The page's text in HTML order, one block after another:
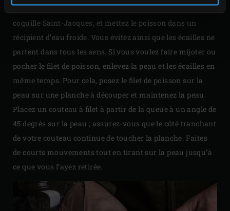
poisson. Utilisez une éponge propre et rugueuse ou une
coquille Saint-Jacques, et mettez le poisson dans un
récipient d’eau froide. Vous évitez ainsi que les écailles ne
partent dans tous les sens. Si vous voulez faire mijoter ou
pocher le filet de poisson, enlevez la peau et les écailles en
même temps. Pour cela, posez le filet de poisson sur la
peau sur une planche à découper et maintenez la peau.
Placez un couteau à filet à partir de la queue à un angle de
45 degrés sur la peau ; assurez-vous que le côté tranchant
de votre couteau continue de toucher la planche. Faites
de courts mouvements tout en tirant sur la peau jusqu’à
ce que vous l’ayez retirée.